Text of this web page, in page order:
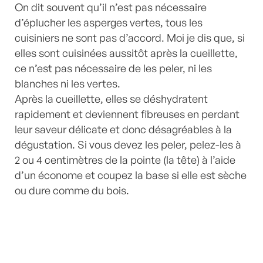
On dit souvent qu’il n’est pas nécessaire
d’éplucher les asperges vertes, tous les
cuisiniers ne sont pas d’accord. Moi je dis que, si
elles sont cuisinées aussitôt après la cueillette,
ce n’est pas nécessaire de les peler, ni les
blanches ni les vertes.
Après la cueillette, elles se déshydratent
rapidement et deviennent fibreuses en perdant
leur saveur délicate et donc désagréables à la
dégustation. Si vous devez les peler, pelez-les à
2 ou 4 centimètres de la pointe (la tête) à l’aide
d’un économe et coupez la base si elle est sèche
ou dure comme du bois.